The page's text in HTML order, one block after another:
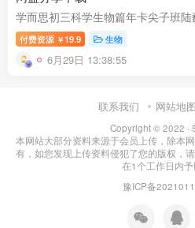
付费资源 ￥ 19.9 生物
6月29日 13:38:55
联系我们 网站地图
Copyright © 2022 ·
本网站大部分资料来源于会员上传，除本
有，如您发现上传资料侵犯了您的版权，
在1个工作日内予
豫ICP备